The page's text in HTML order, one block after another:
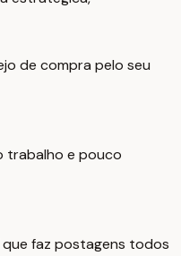
de compra pelo seu
trabalho e pouco
faz postagens todos